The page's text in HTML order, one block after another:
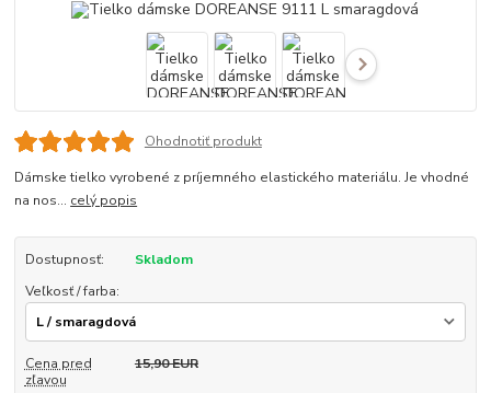
Ohodnotiť produkt
Dámske tielko vyrobené z príjemného elastického materiálu. Je vhodné
na nos... celý popis
Dostupnosť:
Skladom
Veľkosť / farba:
Cena pred
zľavou
15,90 EUR